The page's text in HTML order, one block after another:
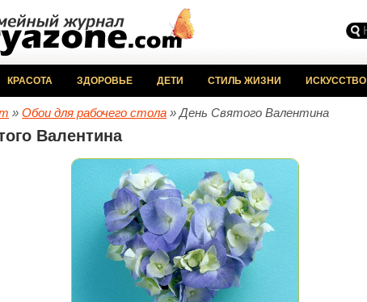
КРАСОТА ЗДОРОВЬЕ ДЕТИ СТИЛЬ ЖИЗНИ ИСКУССТВО
» Обои для рабочего стола » День Святого Валентина
Валентина